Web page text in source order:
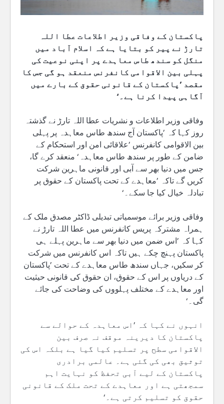
پاکستان کے وفاقی وزیر اطلاعات عطا اللہ
تارڑ نے پیر کو بتایا ہے کہ اسلام آباد میں
منگل کو سندھ طاس معاہدے پر اپنی نوعیت کی
پہلی بین الاقوامی کانفرنس منعقد ہو گی جس کا
مقصد ’پاکستان کے قانونی حقوق کے بارے میں
آگاہی پیدا کرنا ہے۔‘
وفاقی وزیر اطلاعات و نشریات عطا اللہ تارڑ نے گذشتہ
روز کہا کہ ’پاکستان آج سندھ طاس معاہدہ پر پہلی
بین الاقوامی کانفرنس ’علاقائی امن اور استحکام کے
ضامن کے طور پر سندھ طاس معاہدہ‘ منعقد کرے گا،
جس میں دنیا بھر سے آبی اور قانونی ماہرین شرکت
کریں گے تاکہ ’معاہدے کے تحت پاکستان کے حقوق پر
تبادلہ خیال کیا جا سکے۔‘
وفاقی وزیر برائے موسمیاتی تبدیلی ڈاکٹر مصدق ملک کے
ہمراہ مشترکہ پریس کانفرنس میں عطا اللہ تارڑ نے
کہا کہ ’اس ضمن میں دنیا بھر سے ماہرین پہلے ہی
پاکستان پہنچ چکے ہیں تاکہ اس کانفرنس میں شرکت
کر سکیں، جہاں سندھ طاس معاہدے کے تحت ’پاکستان
کے دریاوں پر اس کے حقوق، ان حقوق کی قانونی حیثیت
اور معاہدے کے مختلف پہلووں کی وضاحت کی جائے
گی۔‘
انہوں نے کہا کہ ’اس معاہدہ کے حوالے سے
پاکستان کا دیرینہ موقف نہ صرف بین
الاقوامی سطح پر تسلیم کیا گیا ہے بلکہ اس کی
توثیق بھی کی گئی ہے۔ عالمی برادری
پاکستان کے لیے آبی تحفظ کو نہایت اہم
سمجھتی ہے اور معاہدے کے تحت ملک کے قانونی
حقوق کو تسلیم کرتی ہے۔‘